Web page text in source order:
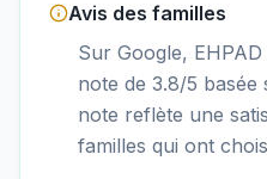
Avis des familles
Sur Google,
note de 3.8/5 basée
note reflète une
familles qui ont